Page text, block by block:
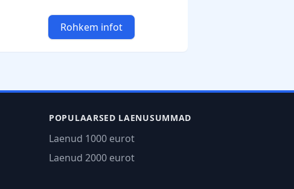
Rohkem infot
POPULAARSED LAENUSUMMAD
Laenud 1000 eurot
Laenud 2000 eurot